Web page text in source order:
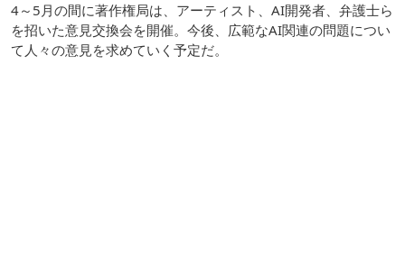
4～5月の間に著作権局は、アーティスト、AI開発者、弁護士ら
を招いた意見交換会を開催。今後、広範なAI関連の問題につい
て人々の意見を求めていく予定だ。